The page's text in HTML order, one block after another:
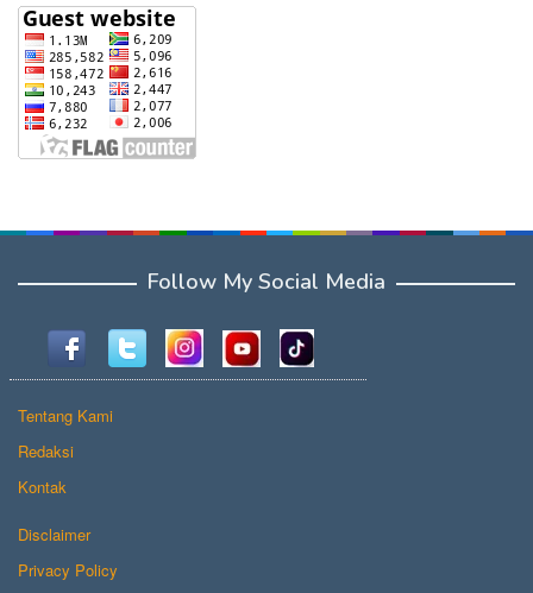
Follow My Social Media
Tentang Kami
Redaksi
Kontak
Disclaimer
Privacy Policy